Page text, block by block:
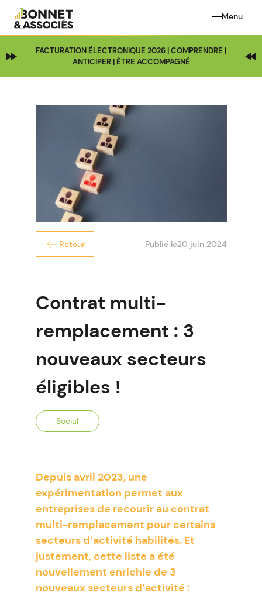
Menu
FACTURATION ÉLECTRONIQUE 2026 | COMPRENDRE |
ANTICIPER | ÊTRE ACCOMPAGNÉ
Retour Publié le20 juin 2024
Contrat multi-
remplacement : 3
nouveaux secteurs
éligibles !
Social
Depuis avril 2023, une
expérimentation permet aux
entreprises de recourir au contrat
multi-remplacement pour certains
secteurs d’activité habilités. Et
justement, cette liste a été
nouvellement enrichie de 3
nouveaux secteurs d’activité :